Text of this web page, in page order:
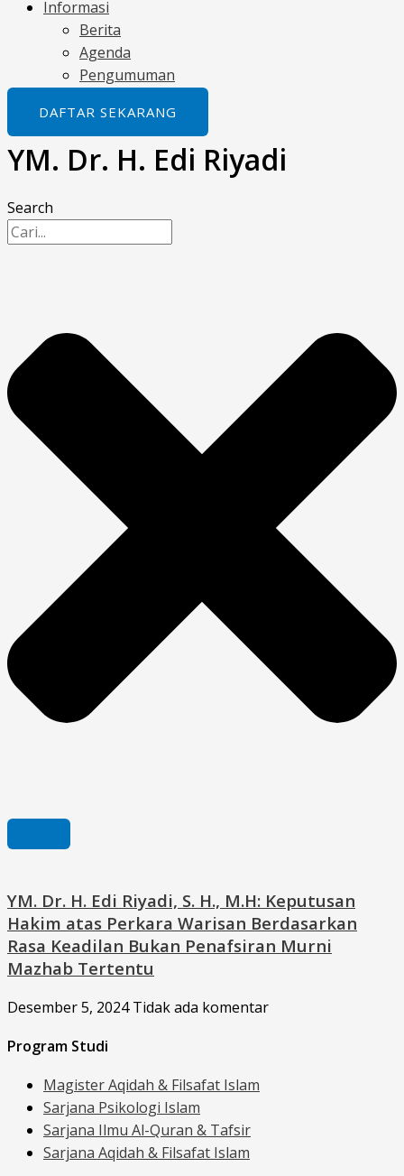
Informasi
Berita
Agenda
Pengumuman
DAFTAR SEKARANG
YM. Dr. H. Edi Riyadi
Search
YM. Dr. H. Edi Riyadi, S. H., M.H: Keputusan
Hakim atas Perkara Warisan Berdasarkan
Rasa Keadilan Bukan Penafsiran Murni
Mazhab Tertentu
Desember 5, 2024Tidak ada komentar
Program Studi
Magister Aqidah & Filsafat Islam
Sarjana Psikologi Islam
Sarjana Ilmu Al-Quran & Tafsir
Sarjana Aqidah & Filsafat Islam